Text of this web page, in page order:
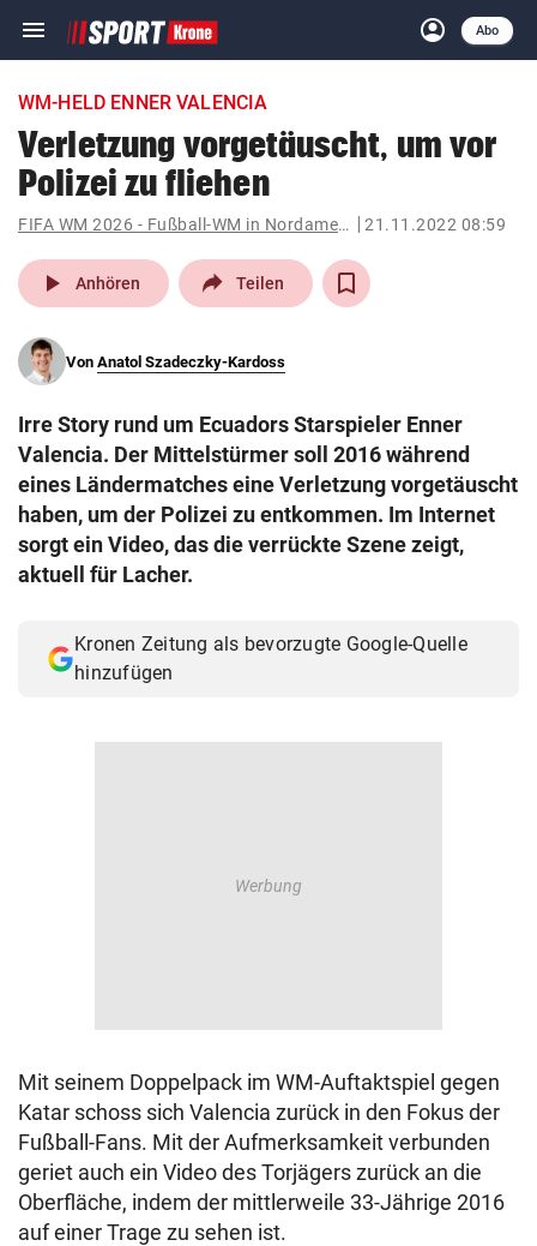
menu Navigation
ein-/ausklappen
account_circle
Anmelden
Abo
close Schließen
account_circle Anmelden
pin_drop
Wien arrow_right
search
eingeben
© Krone Multimedia GmbH & Co KG 2026
Muthgasse 2, 1190 Wien
WM-HELD ENNER VALENCIA
Verletzung vorgetäuscht, um vor
Polizei zu fliehen
FIFA WM 2026 - Fußball-WM in Nordamerika 21.11.2022 08:59
play_arrow Anhören Teilen
Von Anatol Szadeczky-Kardoss
Irre Story rund um Ecuadors Starspieler Enner
Valencia. Der Mittelstürmer soll 2016 während
eines Ländermatches eine Verletzung vorgetäuscht
haben, um der Polizei zu entkommen. Im Internet
sorgt ein Video, das die verrückte Szene zeigt,
aktuell für Lacher.
Kronen Zeitung als bevorzugte Google-Quelle
hinzufügen
Mit seinem Doppelpack im WM-Auftaktspiel gegen
Katar schoss sich Valencia zurück in den Fokus der
Fußball-Fans. Mit der Aufmerksamkeit verbunden
geriet auch ein Video des Torjägers zurück an die
Oberfläche, indem der mittlerweile 33-Jährige 2016
auf einer Trage zu sehen ist.